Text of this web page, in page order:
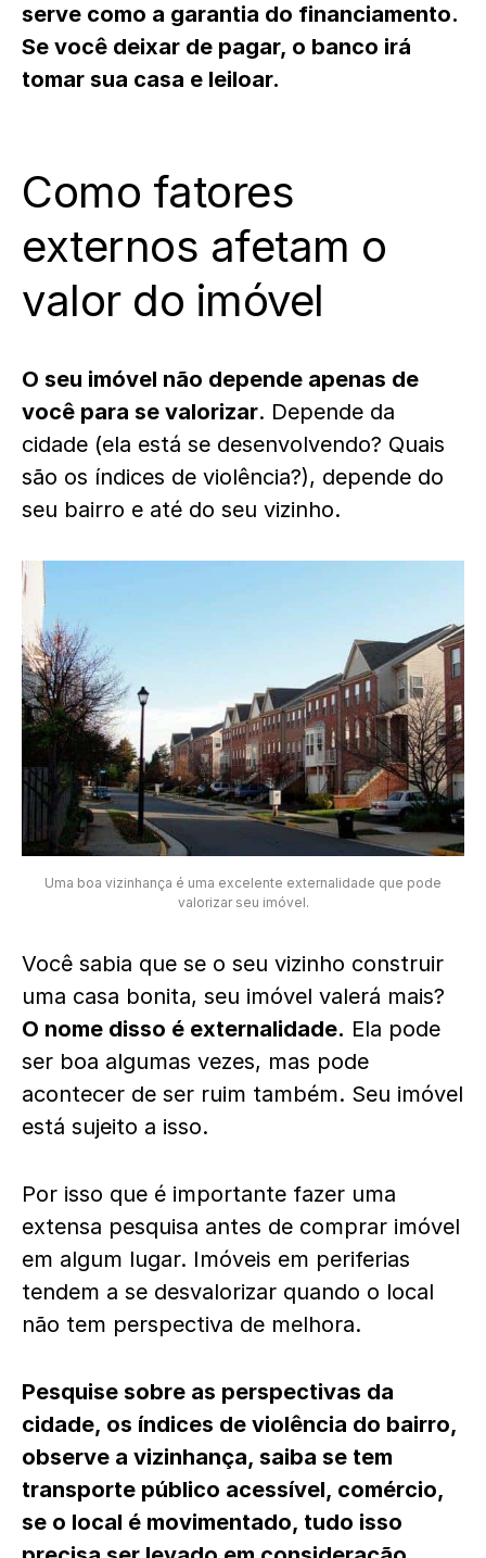
serve como a garantia do financiamento.
Se você deixar de pagar, o banco irá
tomar sua casa e leiloar.
Como fatores
externos afetam o
valor do imóvel
O seu imóvel não depende apenas de
você para se valorizar. Depende da
cidade (ela está se desenvolvendo? Quais
são os índices de violência?), depende do
seu bairro e até do seu vizinho.
Uma boa vizinhança é uma excelente externalidade que pode
valorizar seu imóvel.
Você sabia que se o seu vizinho construir
uma casa bonita, seu imóvel valerá mais?
O nome disso é externalidade. Ela pode
ser boa algumas vezes, mas pode
acontecer de ser ruim também. Seu imóvel
está sujeito a isso.
Por isso que é importante fazer uma
extensa pesquisa antes de comprar imóvel
em algum lugar. Imóveis em periferias
tendem a se desvalorizar quando o local
não tem perspectiva de melhora.
Pesquise sobre as perspectivas da
cidade, os índices de violência do bairro,
observe a vizinhança, saiba se tem
transporte público acessível, comércio,
se o local é movimentado, tudo isso